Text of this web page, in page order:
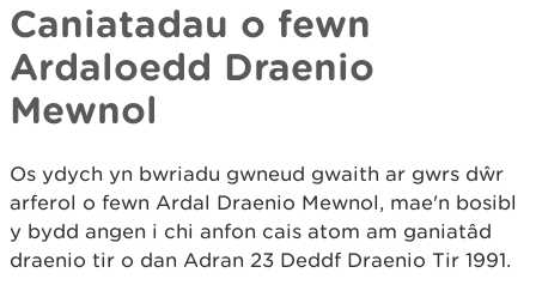
Caniatadau o fewn
Ardaloedd Draenio
Mewnol
Os ydych yn bwriadu gwneud gwaith ar gwrs dŵr
arferol o fewn Ardal Draenio Mewnol, mae'n bosibl
y bydd angen i chi anfon cais atom am ganiatâd
draenio tir o dan Adran 23 Deddf Draenio Tir 1991.